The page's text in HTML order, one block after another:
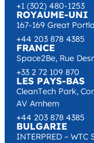
+1 (302) 480-1253
ROYAUME-UNI
167-169 Great
+44 203 878 4385
FRANCE
Space2Be, Rue
+33 2 72 109 870
LES PAYS-BAS
CleanTech Park,
AV Arnhem
+44 203 878 4385
BULGARIE
INTERPRED – WTC